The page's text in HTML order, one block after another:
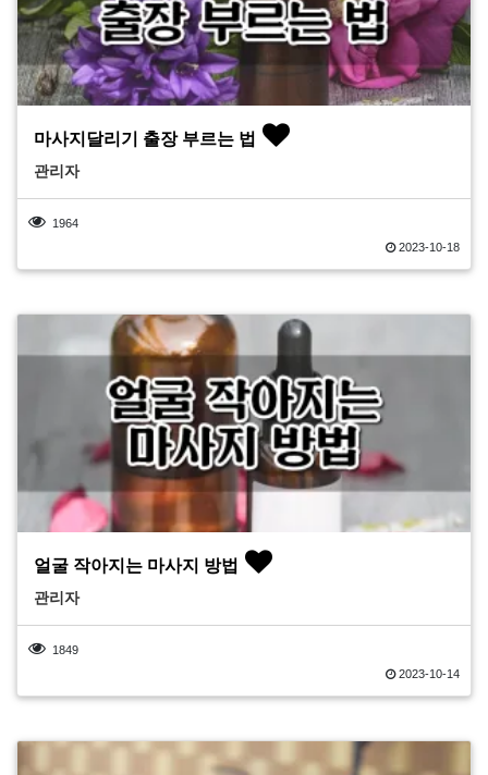
마사지달리기 출장 부르는 법
관리자
1964
2023-10-18
얼굴 작아지는 마사지 방법
관리자
1849
2023-10-14